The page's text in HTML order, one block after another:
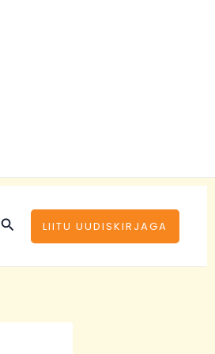
SearchLIITU UUDISKIRJAGA